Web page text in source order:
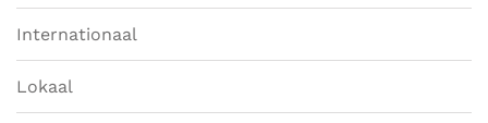
Internationaal
Lokaal